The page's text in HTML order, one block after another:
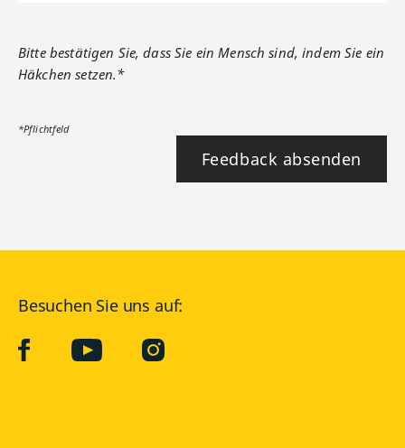
Bitte bestätigen Sie, dass Sie ein Mensch sind, indem Sie ein
Häkchen setzen.*
*Pflichtfeld
Feedback absenden
Besuchen Sie uns auf:
facebookYouTube Instagram